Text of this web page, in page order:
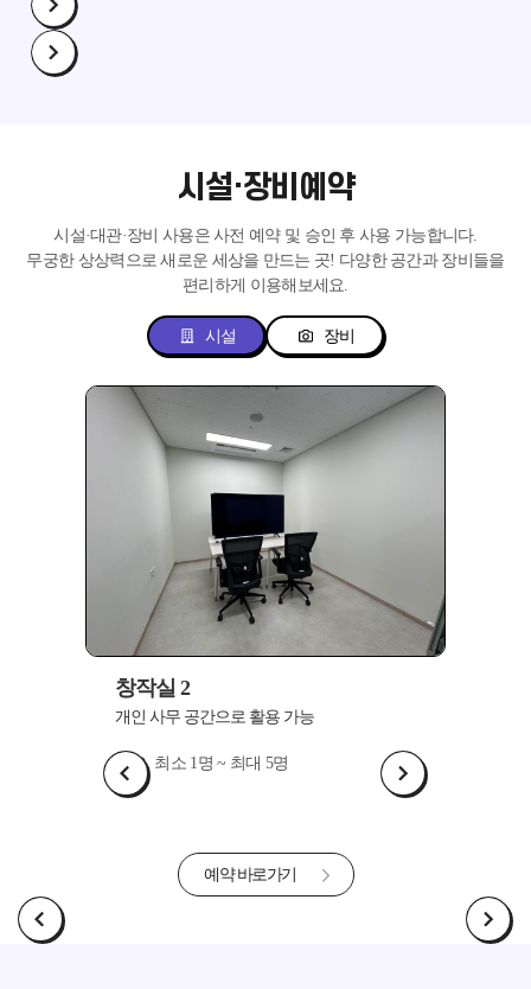
시설·장비예약
시설·대관·장비 사용은 사전 예약 및 승인 후 사용 가능합니다.
무궁한 상상력으로 새로운 세상을 만드는 곳! 다양한 공간과 장비들을
편리하게 이용해보세요.
시설 장비
창작실 3
개인 사무 공간으로 활용 가능
최소 1명 ~ 최대 5명
예약 바로가기